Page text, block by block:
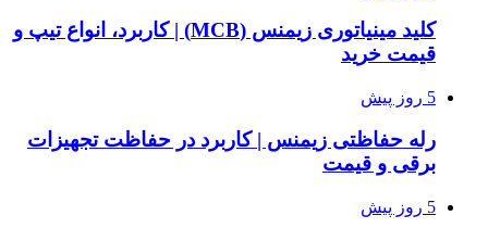
کلید مینیاتوری زیمنس (MCB) | کاربرد، انواع تیپ و
قیمت خرید
5 روز پیش
رله حفاظتی زیمنس | کاربرد در حفاظت تجهیزات
برقی و قیمت
5 روز پیش